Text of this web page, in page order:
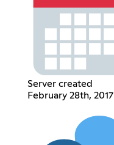
Server created
February 28th, 2017